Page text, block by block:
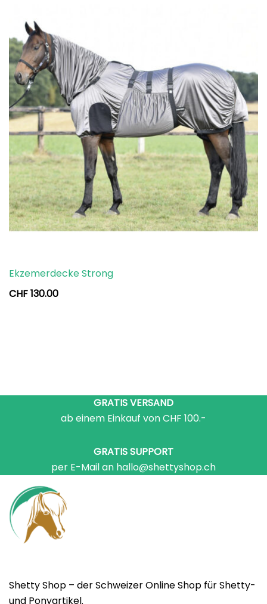
Ekzemerdecke Strong
CHF130.00
GRATIS VERSAND
ab einem Einkauf von CHF 100.-
GRATIS SUPPORT
per E-Mail an hallo@shettyshop.ch
Shetty Shop – der Schweizer Online Shop für Shetty-
und Ponyartikel.